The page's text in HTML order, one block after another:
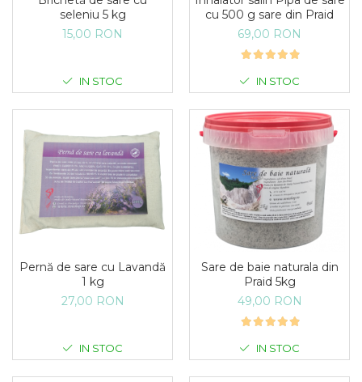
seleniu 5 kg
15,00 RON
IN STOC
cu 500 g sare din Praid
69,00 RON
IN STOC
Pernă de sare cu Lavandă
1 kg
27,00 RON
IN STOC
Sare de baie naturala din
Praid 5kg
49,00 RON
IN STOC